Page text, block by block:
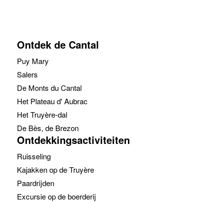
Ontdek de Cantal
Puy Mary
Salers
De Monts du Cantal
Het Plateau d' Aubrac
Het Truyère-dal
De Bès, de Brezon
Ontdekkingsactiviteiten
Ruisseling
Kajakken op de Truyère
Paardrijden
Excursie op de boerderij